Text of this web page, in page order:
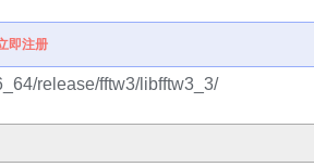
即注册
release/fftw3/libfftw3_3/